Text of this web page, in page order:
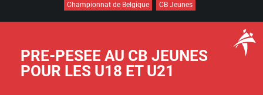
Championnat de Belgique CB Jeunes
PRE-PESEE AU CB JEUNES
POUR LES U18 ET U21